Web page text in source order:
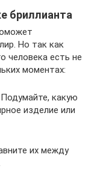
бриллианта
Но так как
человека есть не
моментах:
какую
изделие или
их между